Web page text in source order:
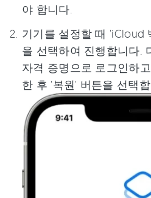
야 합니다.
기기를 설정할 때 'iCloud
을 선택하여 진행합니다.
자격 증명으로 로그인하
한 후 '복원' 버튼을 선택합